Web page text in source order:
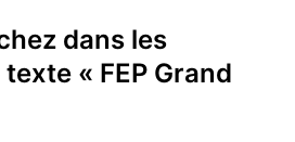
dans les
texte « FEP Grand